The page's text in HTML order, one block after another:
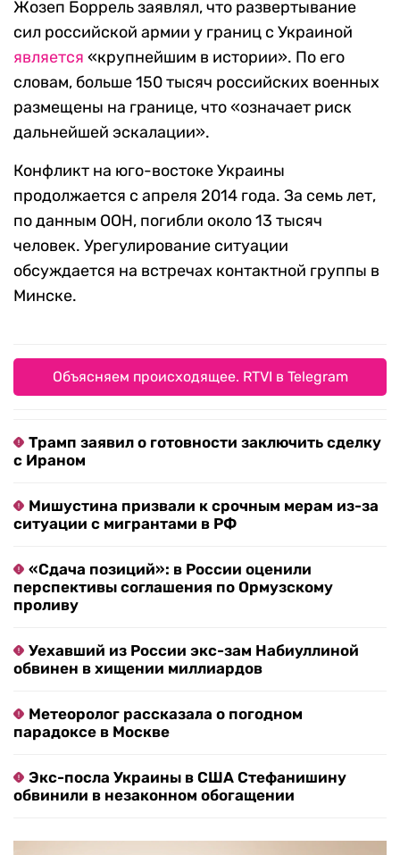
Жозеп Боррель заявлял, что развертывание
сил российской армии у границ с Украиной
является «крупнейшим в истории». По его
словам, больше 150 тысяч российских военных
размещены на границе, что «означает риск
дальнейшей эскалации».
Конфликт на юго-востоке Украины
продолжается с апреля 2014 года. За семь лет,
по данным ООН, погибли около 13 тысяч
человек. Урегулирование ситуации
обсуждается на встречах контактной группы в
Минске.
Объясняем происходящее. RTVI в Telegram
Трамп заявил о готовности заключить сделку
с Ираном
Мишустина призвали к срочным мерам из-за
ситуации с мигрантами в РФ
«Сдача позиций»: в России оценили
перспективы соглашения по Ормузскому
проливу
Уехавший из России экс-зам Набиуллиной
обвинен в хищении миллиардов
Метеоролог рассказала о погодном
парадоксе в Москве
Экс-посла Украины в США Стефанишину
обвинили в незаконном обогащении